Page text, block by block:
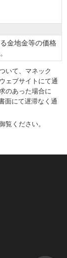
金地金等の価格
いて、マネック
ェブサイトにて通
のあった場合に
面にて遅滞なく通
覧ください。